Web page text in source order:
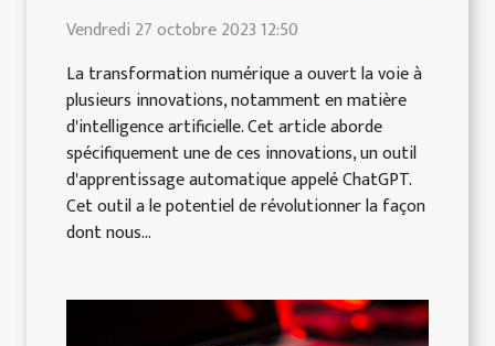
Vendredi 27 octobre 2023 12:50
La transformation numérique a ouvert la voie à
plusieurs innovations, notamment en matière
d'intelligence artificielle. Cet article aborde
spécifiquement une de ces innovations, un outil
d'apprentissage automatique appelé ChatGPT.
Cet outil a le potentiel de révolutionner la façon
dont nous...